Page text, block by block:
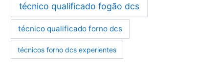
técnico qualificado fogão dcs
técnico qualificado forno dcs
técnicos forno dcs experientes